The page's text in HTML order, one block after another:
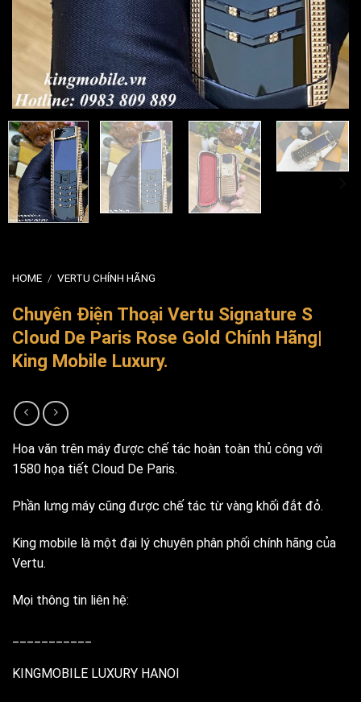
HOME / VERTU CHÍNH HÃNG
Chuyên Điện Thoại Vertu Signature S
Cloud De Paris Rose Gold Chính Hãng|
King Mobile Luxury.
Hoa văn trên máy được chế tác hoàn toàn thủ công với
1580 họa tiết Cloud De Paris.
Phần lưng máy cũng được chế tác từ vàng khối đắt đỏ.
King mobile là một đại lý chuyên phân phối chính hãng của
Vertu.
Mọi thông tin liên hệ:
KINGMOBILE LUXURY HANOI